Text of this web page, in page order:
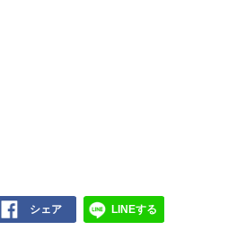
シェア LINEする